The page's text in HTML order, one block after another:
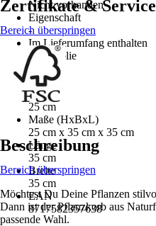
Nicht vorhanden
Eigenschaft
-
Im Lieferumfang enthalten
Pflanzfolie
Serie
Leah
Höhe
25 cm
Maße (HxBxL)
25 cm x 35 cm x 35 cm
Länge
35 cm
Breite
35 cm
EAN
8717582357638
Zertifikate &
Bereich überspringen
Beschreibung
Bereich überspringen
Möchtest Du Deine Pflanzen
Dann ist der Pflanzkorb aus
passende Wahl.